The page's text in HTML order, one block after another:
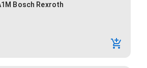
Bosch Rexroth